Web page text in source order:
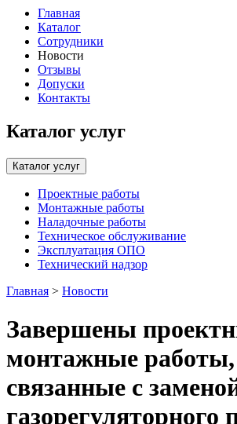
Главная
Каталог
Сотрудники
Новости
Отзывы
Допуски
Контакты
Каталог услуг
Каталог услуг
Проектные работы
Монтажные работы
Наладочные работы
Техническое обслуживание
Эксплуатация ОПО
Технический надзор
Главная > Новости
Завершены
монтажные работы,
связанные с
газорегуляторного